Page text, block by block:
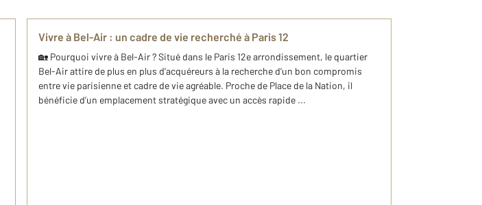
Vivre à Bel-Air : un cadre de vie recherché à Paris 12
🏡 Pourquoi vivre à Bel-Air ? Situé dans le Paris 12e arrondissement, le quartier
Bel-Air attire de plus en plus d’acquéreurs à la recherche d’un bon compromis
entre vie parisienne et cadre de vie agréable. Proche de Place de la Nation, il
bénéficie d’un emplacement stratégique avec un accès rapide ...